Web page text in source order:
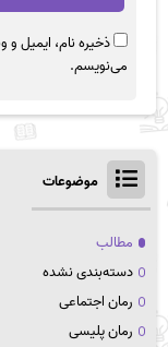
ذخیره نام، ایمیل و
می‌نویسم.
موضوعات
مطالب
دسته‌بندی نشده
رمان اجتماعی
رمان پلیسی